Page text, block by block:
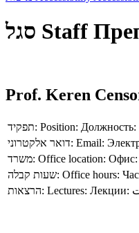
סגל Staff
Prof. Keren
תפקיד: Position: Должность:
דואר אלקטרוני: Email:
משרד: Office location: Офис:
שעות קבלה: Office hours:
הרצאות: Lectures: Лекции: